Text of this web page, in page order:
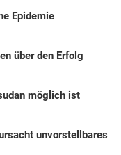
Epidemie
über den Erfolg
möglich ist
unvorstellbares